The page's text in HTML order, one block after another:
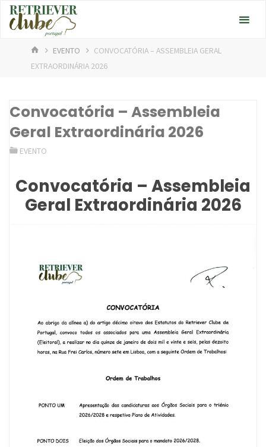
Skip
HOMEEVENTO
CONVOCATÓRIA – ASSEMBLEIA GERAL
EXTRAORDINÁRIA 2026
Convocatória – Assembleia
Geral Extraordinária 2026
EVENTO
Convocatória – Assembleia
Geral Extraordinária 2026